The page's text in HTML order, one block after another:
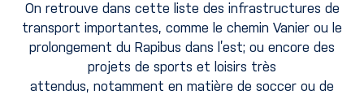
On retrouve dans cette liste des infrastructures de
transport importantes, comme le chemin Vanier ou le
prolongement du Rapibus dans l’est; ou encore des
projets de sports et loisirs très
attendus, notamment en matière de soccer ou de